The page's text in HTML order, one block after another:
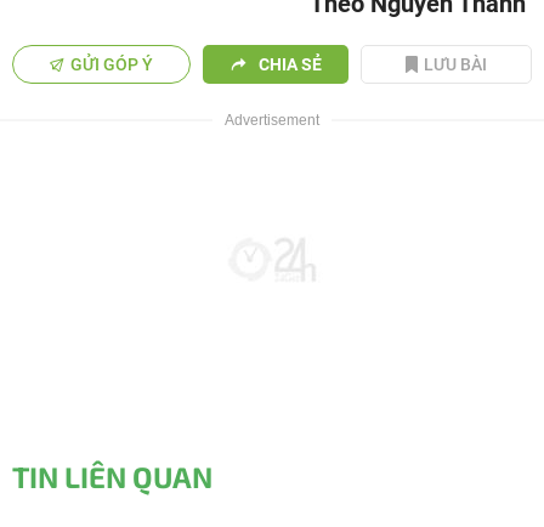
GỬI GÓP Ý CHIA SẺ LƯU BÀI
TIN LIÊN QUAN